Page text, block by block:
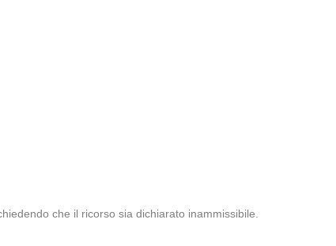
che il ricorso sia dichiarato inammissibile.